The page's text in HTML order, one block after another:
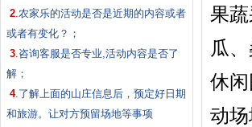
2.农家乐的活动是否是近期的内容或者
或者有变化？；
3.咨询客服是否专业,活动内容是否了
解；
4.了解上面的山庄信息后，预定好日期
和旅游。让对方预留场地等事项
果
瓜
休
动